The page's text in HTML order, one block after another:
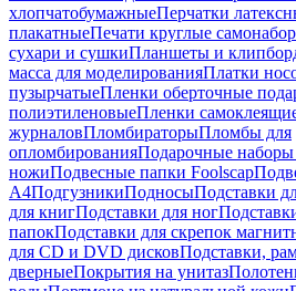
хлопчатобумажныеПерчатки
плакатныеПечати круглые
сухари и сушкиПланшеты и
масса для моделированияПлатки
пузырчатыеПленки оберточные
полиэтиленовыеПленки
журналовПломбираторыПломбы для
опломбированияПодарочные
ножиПодвесные папки Foolscap
А4ПодгузникиПодносыПодставки
для книгПодставки для ног
папокПодставки для скрепок
для CD и DVD дисковПодставки,
дверныеПокрытия на унитаз